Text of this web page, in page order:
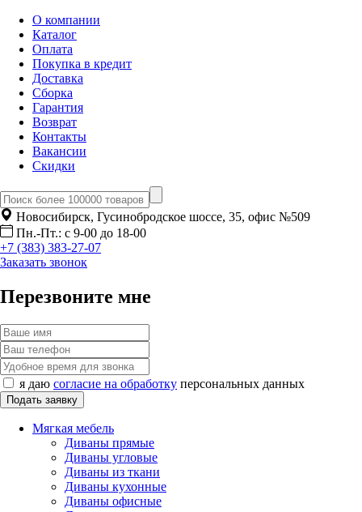
О компании
Каталог
Оплата
Покупка в кредит
Доставка
Сборка
Гарантия
Возврат
Контакты
Вакансии
Скидки
Новосибирск, Гусинобродское шоссе, 35, офис №509
Пн.-Пт.: с 9-00 до 18-00
+7 (383) 383-27-07
Заказать звонок
Перезвоните мне
я даю согласие на обработку персональных данных
Мягкая мебель
Диваны прямые
Диваны угловые
Диваны из ткани
Диваны кухонные
Диваны офисные